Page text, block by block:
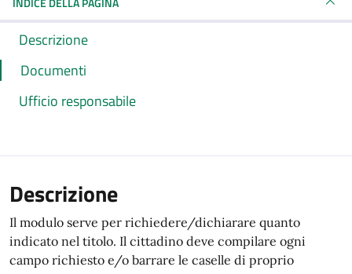
Descrizione
Documenti
Ufficio responsabile
Descrizione
Il modulo serve per richiedere/dichiarare quanto
indicato nel titolo. Il cittadino deve compilare ogni
campo richiesto e/o barrare le caselle di proprio